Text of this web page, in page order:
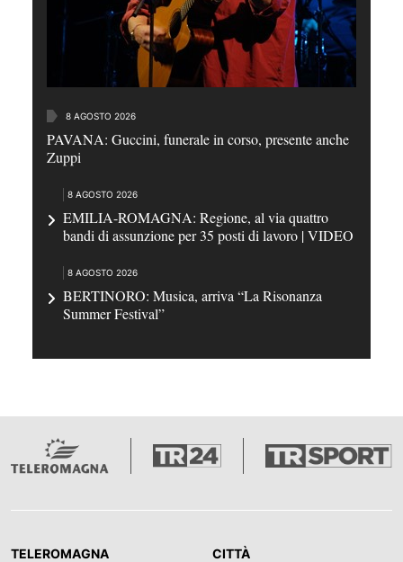
8 AGOSTO 2026
PAVANA: Guccini, funerale in corso, presente anche
Zuppi
8 AGOSTO 2026
EMILIA-ROMAGNA: Regione, al via quattro
bandi di assunzione per 35 posti di lavoro | VIDEO
8 AGOSTO 2026
BERTINORO: Musica, arriva “La Risonanza
Summer Festival”
TELEROMAGNA CITTÀ